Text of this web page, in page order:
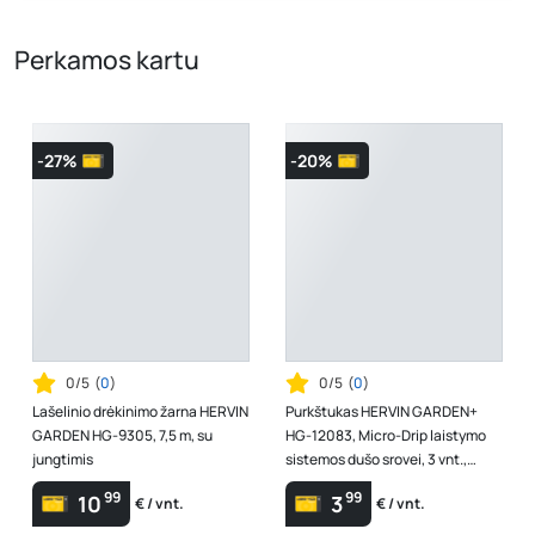
Perkamos kartu
-27%
0/5 (0)
Lašelinio drėkinimo žarna HERVIN
GARDEN HG-9305, 7,5 m, su
jungtimis
1099 € / vnt.
-20%
0/5 (0)
Purkštukas HERVIN GARDEN+
HG-12083, Micro-Drip laistymo
sistemos dušo srovei, 3 vnt.,
purkštuko Ø4,6 mm
399 € / vnt.